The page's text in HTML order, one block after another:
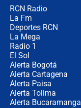
RCN Radio
La Fm
Deportes RCN
La Mega
Radio 1
El Sol
Alerta Bogotá
Alerta Cartagena
Alerta Paisa
Alerta Tolima
Alerta Bucaramanga